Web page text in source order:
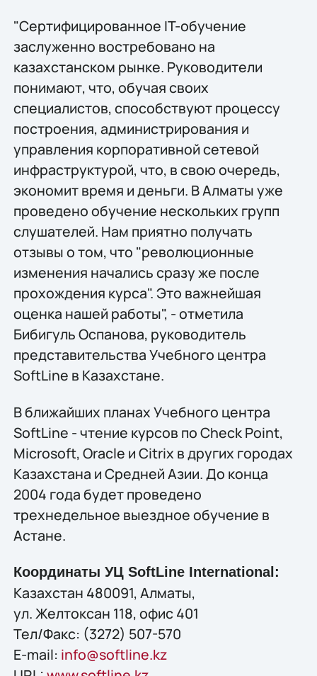
"Сертифицированное IT-обучение
заслуженно востребовано на
казахстанском рынке. Руководители
понимают, что, обучая своих
специалистов, способствуют процессу
построения, администрирования и
управления корпоративной сетевой
инфраструктурой, что, в свою очередь,
экономит время и деньги. В Алматы уже
проведено обучение нескольких групп
слушателей. Нам приятно получать
отзывы о том, что "революционные
изменения начались сразу же после
прохождения курса". Это важнейшая
оценка нашей работы", - отметила
Бибигуль Оспанова, руководитель
представительства Учебного центра
SoftLine в Казахстане.
В ближайших планах Учебного центра
SoftLine - чтение курсов по Check Point,
Microsoft, Oracle и Citrix в других городах
Казахстана и Средней Азии. До конца
2004 года будет проведено
трехнедельное выездное обучение в
Астане.
Координаты УЦ SoftLine International:
Казахстан 480091, Алматы,
ул. Желтоксан 118, офис 401
Тел/Факс: (3272) 507-570
E-mail: info@softline.kz